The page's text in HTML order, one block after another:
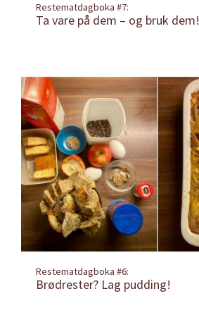
Restematdagboka #7:
Ta vare på dem – og bruk dem!
Restematdagboka #6:
Brødrester? Lag pudding!